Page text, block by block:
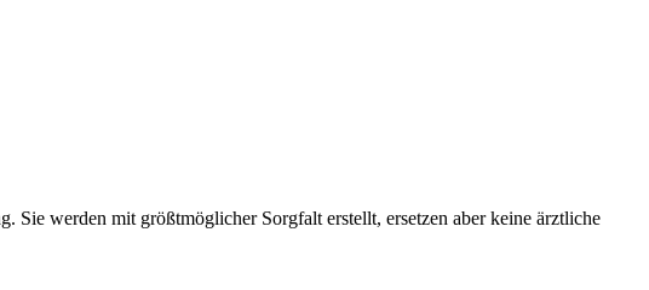
werden mit größtmöglicher Sorgfalt erstellt, ersetzen aber keine ärztliche